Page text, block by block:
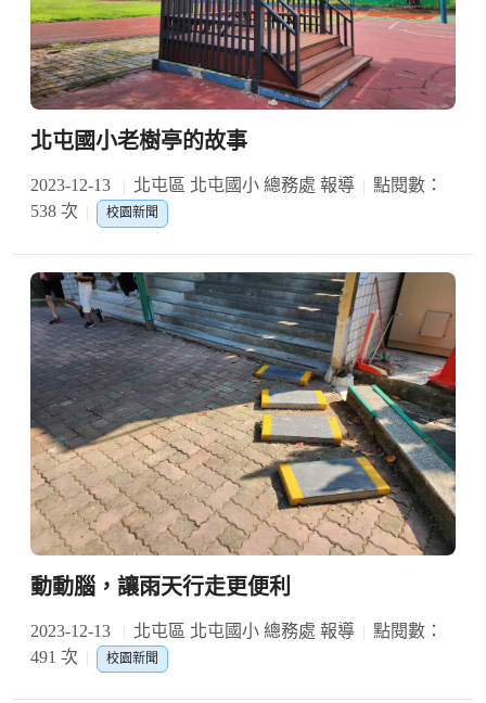
北屯國小老樹亭的故事
2023-12-13 北屯區 北屯國小 總務處 報導
點閱數：
538 次
校園新聞
動動腦，讓雨天行走更便利
2023-12-13 北屯區 北屯國小 總務處 報導
點閱數：
491 次
校園新聞